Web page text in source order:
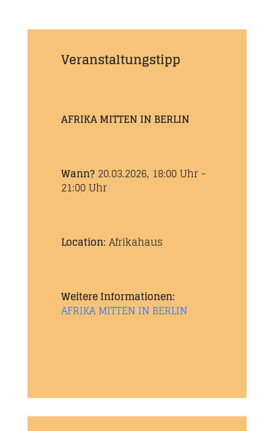
Veranstaltungstipp
AFRIKA MITTEN IN BERLIN
Wann?20.03.2026, 18:00 Uhr -
21:00 Uhr
Location: Afrikahaus
Weitere Informationen:
AFRIKA MITTEN IN BERLIN